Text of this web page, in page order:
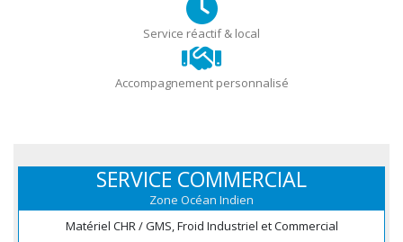
Service réactif & local
Accompagnement personnalisé
SERVICE COMMERCIAL
Zone Océan Indien
Matériel CHR / GMS, Froid Industriel et Commercial